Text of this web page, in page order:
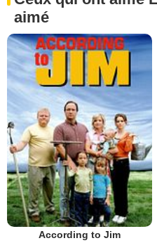
aimé
According to Jim